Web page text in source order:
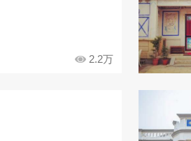
2.2万